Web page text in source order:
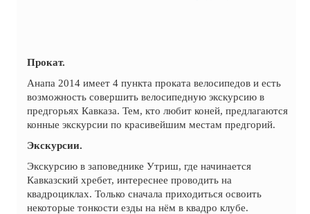
Прокат.
Анапа 2014 имеет 4 пункта проката велосипедов и есть
возможность совершить велосипедную экскурсию в
предгорьях Кавказа. Тем, кто любит коней, предлагаются
конные экскурсии по красивейшим местам предгорий.
Экскурсии.
Экскурсию в заповеднике Утриш, где начинается
Кавказский хребет, интереснее проводить на
квадроциклах. Только сначала приходиться освоить
некоторые тонкости езды на нём в квадро клубе.